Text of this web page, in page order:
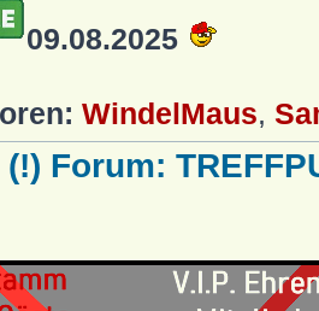
09.08.2025
WindelMaus,
(!) Forum: